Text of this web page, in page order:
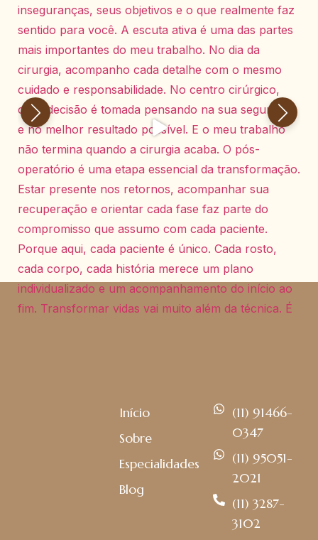
Início
Sobre
Especialidades
Blog
(11) 91466-
0347
(11) 95051-
2021
(11) 3287-
3102